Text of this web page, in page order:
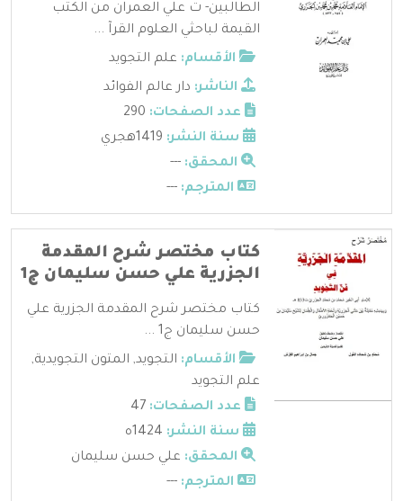
الطالبين- ت علي العمران من الكتب
القيمة لباحثي العلوم القرآ ...
الأقسام: علم التجويد
الناشر: دار عالم الفوائد
عدد الصفحات:
سنة النشر:
المحقق: ---
المترجم: ---
كتاب مختصر شرح المقدمة
الجزرية علي حسن سليمان ج1
كتاب مختصر شرح المقدمة الجزرية علي
حسن سليمان ج1 ...
الأقسام: التجويد, المتون التجويدية,
علم التجويد
عدد الصفحات:
سنة النشر:
المحقق: علي حسن سليمان
المترجم: ---